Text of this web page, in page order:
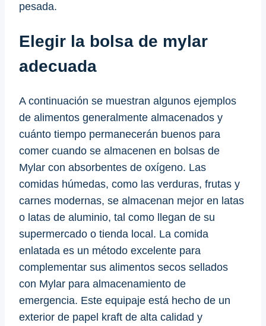
pesada.
Elegir la bolsa de mylar
adecuada
A continuación se muestran algunos ejemplos
de alimentos generalmente almacenados y
cuánto tiempo permanecerán buenos para
comer cuando se almacenen en bolsas de
Mylar con absorbentes de oxígeno. Las
comidas húmedas, como las verduras, frutas y
carnes modernas, se almacenan mejor en latas
o latas de aluminio, tal como llegan de su
supermercado o tienda local. La comida
enlatada es un método excelente para
complementar sus alimentos secos sellados
con Mylar para almacenamiento de
emergencia. Este equipaje está hecho de un
exterior de papel kraft de alta calidad y